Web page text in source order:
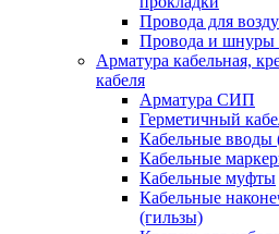
Провода для
Провода и шнуры
Арматура кабельная,
кабеля
Арматура СИП
Герметичный
Кабельные вводы
Кабельные
Кабельные муфты
Кабельные
(гильзы)